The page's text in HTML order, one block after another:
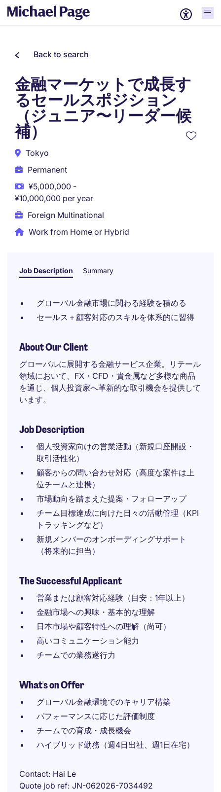
Back to search
金融マーケットで成長す
るセールスポジション
（ジュニア〜リーダー候
補）
Tokyo
Permanent
¥5,000,000 -
¥10,000,000 per year
Foreign Multinational
Work from Home or Hybrid
Job Description Summary
グローバル金融市場に関わる経験を積める
セールス＋顧客対応のスキルを体系的に習得
About Our Client
グローバルに展開する金融サービス企業。リテール
領域において、FX・CFD・貴金属など多様な商品
を通じ、個人投資家へ革新的な取引機会を提供して
います。
Job Description
個人投資家向けの営業活動（新規口座開設・
取引活性化）
顧客からの問い合わせ対応（高度な案件は上
位チームと連携）
市場動向を踏まえた提案・フォローアップ
チーム目標達成に向けた日々の活動管理（KPI
トラッキングなど）
新規メンバーのオンボーディングサポート
（将来的に担当）
The Successful Applicant
営業または顧客対応経験（目安：1年以上）
金融市場への興味・基本的な理解
日本市場や顧客特性への理解（尚可）
高いコミュニケーション能力
チームでの業務遂行力
What's on Offer
グローバル金融環境でのキャリア構築
パフォーマンスに応じた評価制度
チームでの育成・成長機会
ハイブリッド勤務（週4日出社、週1日在宅）
Contact Hai Le
Quote job ref JN-062026-7034492